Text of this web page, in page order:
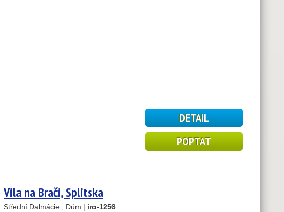
DETAIL
POPTAT
Vila na Brači, Splitska
Střední Dalmácie , Dům | iro-1256